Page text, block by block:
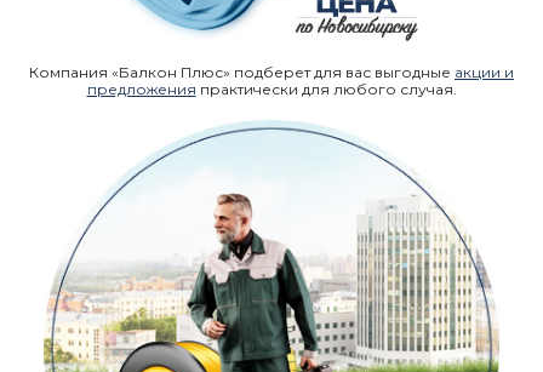
Компания «Балкон Плюс» подберет для вас выгодные акции и
предложения практически для любого случая.